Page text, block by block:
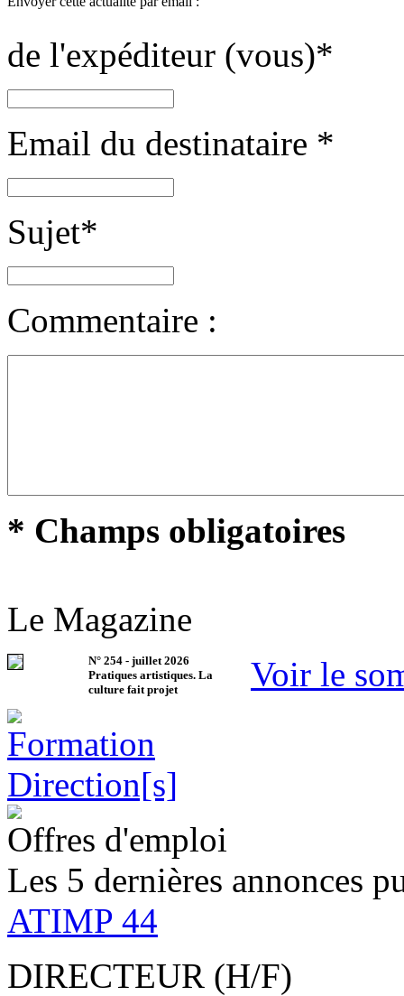
de l'expéditeur (vous)*
Email du destinataire *
Sujet*
Commentaire :
* Champs obligatoires
Le Magazine
N° 254 - juillet 2026
Pratiques artistiques. La
culture fait projet
Voir le
Offres d'emploi
Les 5 dernières annonces
ATIMP 44
DIRECTEUR (H/F)